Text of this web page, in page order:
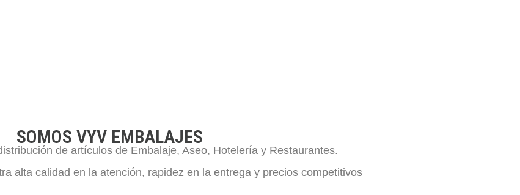
SOMOS VYV EMBALAJES
de artículos de Embalaje, Aseo, Hotelería y Restaurantes.
alta calidad en la atención, rapidez en la entrega y precios competitivos